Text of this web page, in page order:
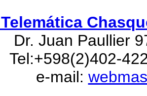
Dr. Juan Paullier
Tel:+598(2)402-
e-mail: